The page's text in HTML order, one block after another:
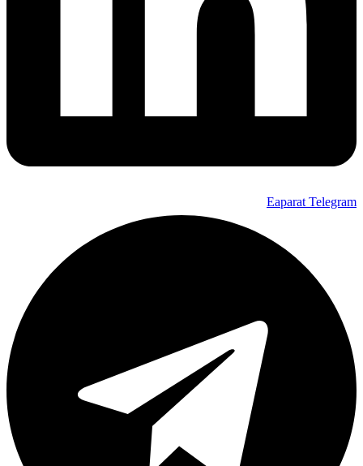
Eaparat Telegram